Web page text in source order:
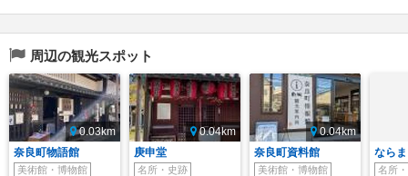
周辺の観光スポット
0.03km
奈良町物語館
美術館・博物館
0.04km
庚申堂
名所・史跡
0.04km
奈良町資料館
美術館・博物館
なら
名所